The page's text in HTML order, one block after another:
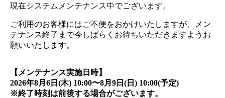
現在システムメンテナンス中でございます。
ご利用のお客様にはご不便をおかけいたしますが、メン
テナンス終了まで今しばらくお待ちいただきますようお
願いいたします。
【メンテナンス実施日時】
2026年8月6日(木) 10:00〜8月9日(日) 10:00(予定)
※終了時刻は前後する場合がございます。